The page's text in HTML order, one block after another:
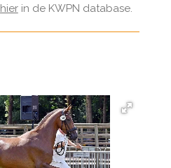
hierin de KWPN database.